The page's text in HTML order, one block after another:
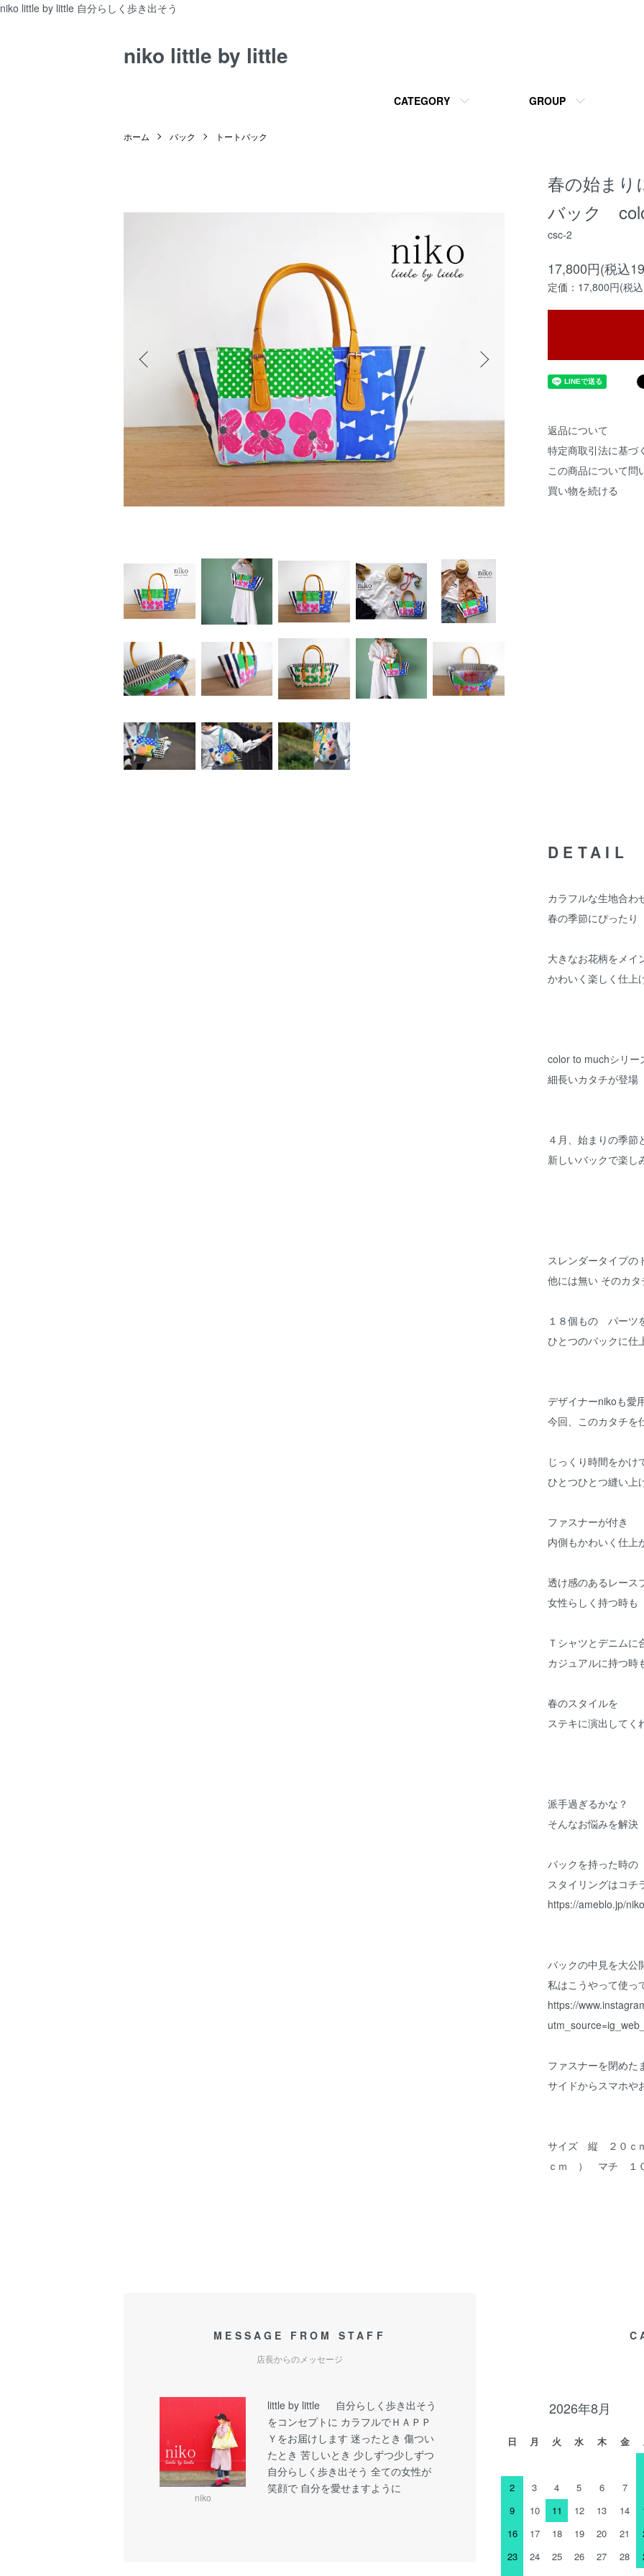
niko little by little 自分らしく歩き出そう
niko little by little
CATEGORY GROUP
ホーム バック トートバック
春の始まり
バック
csc-2
17,800円(税込
定価：17,800円(税
返品について
特定商取引法に基づ
この商品について問
買い物を続ける
DETAIL
カラフルな生地合わ
春の季節にぴったり
大きなお花柄をメイ
かわいく楽しく仕上
color to muchシリー
細長いカタチが登場
４月、始まりの季節
新しいバックで楽し
スレンダータイプの
他には無い そのカタ
１８個もの パーツ
ひとつのバックに仕
デザイナーnikoも愛
今回、このカタチを
じっくり時間をかけ
ひとつひとつ縫い上
ファスナーが付き
内側もかわいく仕上
透け感のあるレース
女性らしく持つ時も
Ｔシャツとデニムに
カジュアルに持つ時
春のスタイルを
ステキに演出してく
派手過ぎるかな？
そんなお悩みを解決
バックを持った時の
スタイリングはコチ
https://ameblo.jp/
バックの中見を大公
私はこうやって使っ
https://
ファスナーを閉めた
サイドからスマホや
サイズ 縦 ２０ｃ
ｃｍ ） マチ １
MESSAGE FROM STAFF
店長からのメッセージ
niko
little by little 自分らしく歩き出そう
をコンセプトに カラフルでＨＡＰＰ
Ｙをお届けします 迷ったとき 傷つい
たとき 苦しいとき 少しずつ少しずつ
自分らしく歩き出そう 全ての女性が
笑顔で 自分を愛せますように
2026年8月
日 月 火 水 木 金
2
3 4 5 6 7
9
10 11 12 13 14
16
17 18 19 20 21
23
24 25 26 27 28